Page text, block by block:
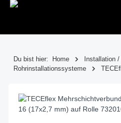
Du bist hier: Home
Installation
Rohrinstallationssysteme